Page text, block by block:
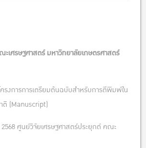
เศรษฐศาสตร์ มหาวิทยาลัยเกษตรศาสตร์
รงการการเตรียมต้นฉบับสําหรับการตีพิมพ์ใน
ติ (Manuscript)
ศูนย์วิจัยเศรษฐศาสตร์ประยุกต์ คณะ